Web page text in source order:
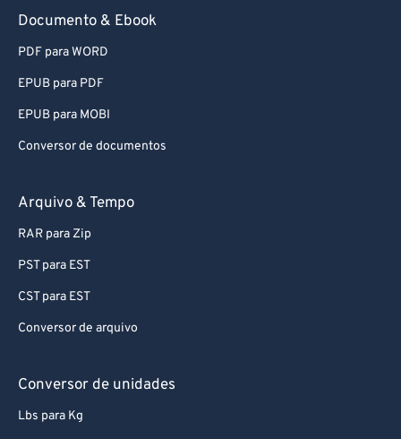
Documento & Ebook
PDF para WORD
EPUB para PDF
EPUB para MOBI
Conversor de documentos
Arquivo & Tempo
RAR para Zip
PST para EST
CST para EST
Conversor de arquivo
Conversor de unidades
Lbs para Kg